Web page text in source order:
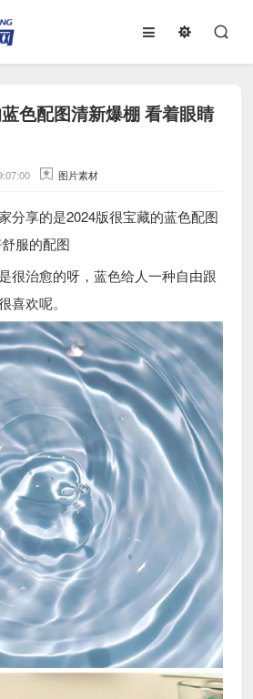
色配图清新爆棚 看着眼睛
图片素材
分享的是2024版很宝藏的蓝色配图
服的配图
很治愈的呀，蓝色给人一种自由跟
喜欢呢。